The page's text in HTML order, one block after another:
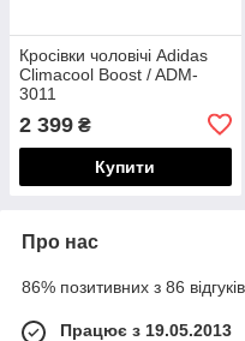
Кросівки чоловічі Adidas
Climacool Boost / ADM-
3011
2 399 ₴
Купити
Про нас
86% позитивних з 86
Працює з 19.05.2013